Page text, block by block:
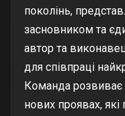
поколінь,
засновником та
автор та
для співпраці
Команда розвиває
нових проявах,